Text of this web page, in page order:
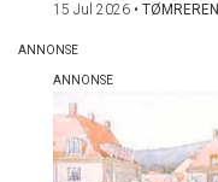
15 Jul 2026 • TØMREREN